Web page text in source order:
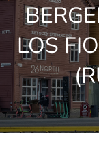
LOS